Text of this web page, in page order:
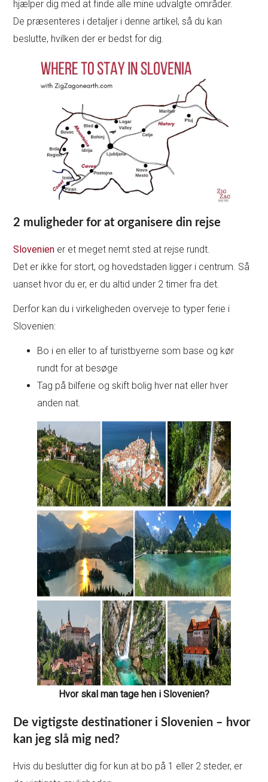
hjælper dig med at finde alle mine udvalgte områder.
De præsenteres i detaljer i denne artikel, så du kan
beslutte, hvilken der er bedst for dig.
2 muligheder for at organisere din rejse
Slovenien er et meget nemt sted at rejse rundt.
Det er ikke for stort, og hovedstaden ligger i centrum. Så
uanset hvor du er, er du altid under 2 timer fra det.
Derfor kan du i virkeligheden overveje to typer ferie i
Slovenien:
Bo i en eller to af turistbyerne som base og kør
rundt for at besøge
Tag på bilferie og skift bolig hver nat eller hver
anden nat.
Hvor skal man tage hen i Slovenien?
De vigtigste destinationer i Slovenien – hvor
kan jeg slå mig ned?
Hvis du beslutter dig for kun at bo på 1 eller 2 steder, er